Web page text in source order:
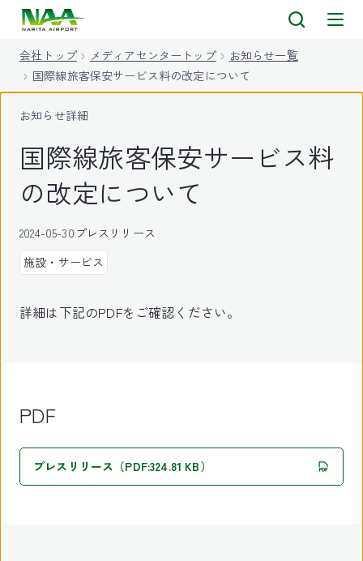
会社トップ メディアセンタートップ
お知らせ一覧
国際線旅客保安サービス料の改定について
お知らせ詳細
国際線旅客保安サービス料
の改定について
2024-05-30プレスリリース
施設・サービス
詳細は下記のPDFをご確認ください。
PDF
プレスリリース（PDF:324.81 KB）